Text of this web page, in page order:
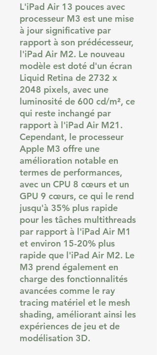
L'iPad Air 13 pouces avec
processeur M3 est une mise
à jour significative par
rapport à son prédécesseur,
l'iPad Air M2. Le nouveau
modèle est doté d'un écran
Liquid Retina de 2732 x
2048 pixels, avec une
luminosité de 600 cd/m², ce
qui reste inchangé par
rapport à l'iPad Air M21.
Cependant, le processeur
Apple M3 offre une
amélioration notable en
termes de performances,
avec un CPU 8 cœurs et un
GPU 9 cœurs, ce qui le rend
jusqu'à 35% plus rapide
pour les tâches multithreads
par rapport à l'iPad Air M1
et environ 15-20% plus
rapide que l'iPad Air M2. Le
M3 prend également en
charge des fonctionnalités
avancées comme le ray
tracing matériel et le mesh
shading, améliorant ainsi les
expériences de jeu et de
modélisation 3D.